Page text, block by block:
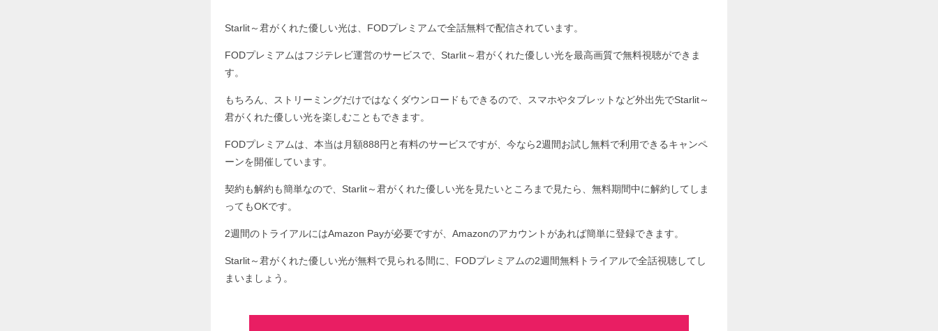
Starlit～君がくれた優しい光は、FODプレミアムで全話無料で配信されています。
FODプレミアムはフジテレビ運営のサービスで、Starlit～君がくれた優しい光を最高画質で無料視聴ができま
す。
もちろん、ストリーミングだけではなくダウンロードもできるので、スマホやタブレットなど外出先でStarlit～
君がくれた優しい光を楽しむこともできます。
FODプレミアムは、本当は月額888円と有料のサービスですが、今なら2週間お試し無料で利用できるキャンペ
ーンを開催しています。
契約も解約も簡単なので、Starlit～君がくれた優しい光を見たいところまで見たら、無料期間中に解約してしま
ってもOKです。
2週間のトライアルにはAmazon Payが必要ですが、Amazonのアカウントがあれば簡単に登録できます。
Starlit～君がくれた優しい光が無料で見られる間に、FODプレミアムの2週間無料トライアルで全話視聴してし
まいましょう。